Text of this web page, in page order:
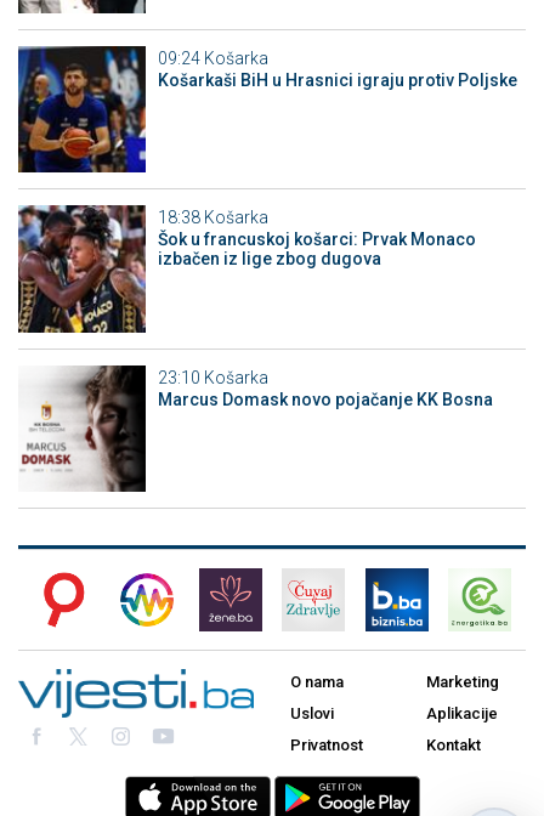
09:24 Košarka
Košarkaši BiH u Hrasnici igraju protiv Poljske
18:38 Košarka
Šok u francuskoj košarci: Prvak Monaco
izbačen iz lige zbog dugova
23:10 Košarka
Marcus Domask novo pojačanje KK Bosna
O nama
Uslovi
Privatnost
Marketing
Aplikacije
Kontakt